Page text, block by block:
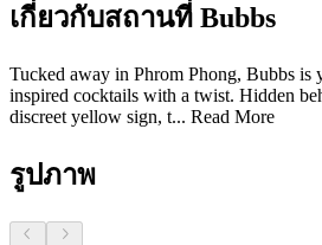
เกี่ยวกับสถานที่ Bubbs
Tucked away in Phrom Phong, Bubbs is
inspired cocktails with a twist. Hidden
discreet yellow sign, t... Read More
รูปภาพ